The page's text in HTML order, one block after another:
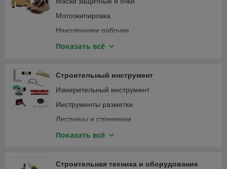
Мотоэкипировка
Наколенники рабочие
Наушники
Привязь страховочная
Спецодежда
Показать всё
Строительный инструмент
Измерительный инструмент
Инструменты разметки
Лестницы и стремянки
Зажимы
Монтажный инструмент
Показать всё
Строительная техника и оборудование